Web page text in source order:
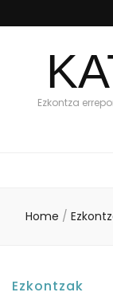
Ezkontza
Home /
Ezkontzak